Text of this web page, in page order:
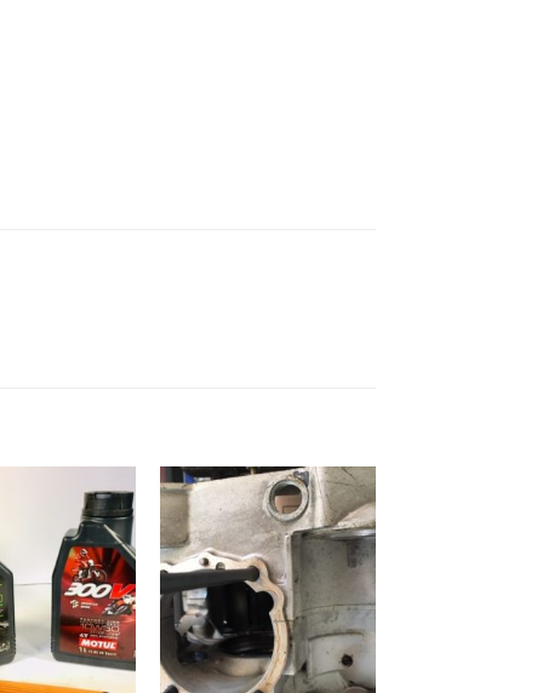
Aggiungi
alla lista
dei
desideri
Aggiungi